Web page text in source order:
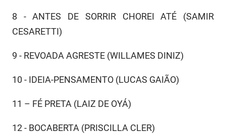
Polícia Militar
SUDEMA
SUPLAN
UEPB
8 - ANTES DE SORRIR CHOREI ATÉ (SAMIR
CESARETTI)
9 - REVOADA AGRESTE (WILLAMES DINIZ)
10 - IDEIA-PENSAMENTO (LUCAS GAIÃO)
11 – FÉ PRETA (LAIZ DE OYÁ)
12 - BOCABERTA (PRISCILLA CLER)